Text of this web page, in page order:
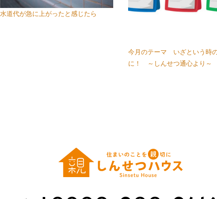
水道代が急に上がったと感じたら
今月のテーマ いざという時
に！ ～しんせつ通心より～